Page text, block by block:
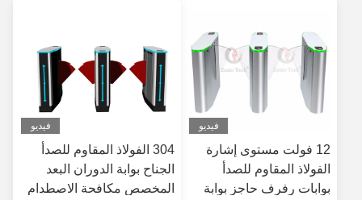
فيديو
12 فولت مستوى إشارة
الفولاذ المقاوم للصدأ
بوابات رفرف حاجز بوابة
فيديو
304 الفولاذ المقاوم للصدأ
الجناح بوابة الدوران البعد
المخصص مكافحة الاصطدام